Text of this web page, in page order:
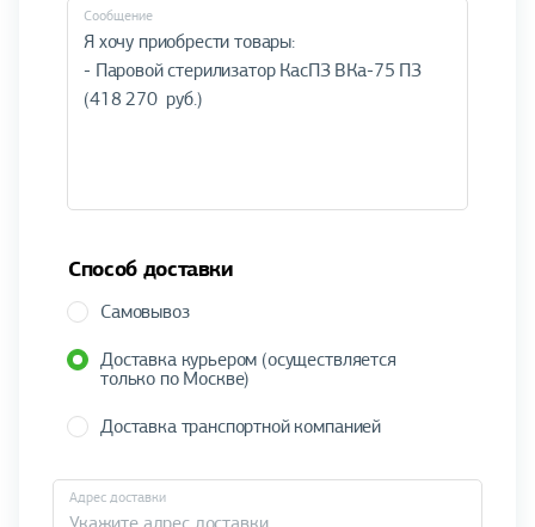
Cообщение
Способ доставки
Самовывоз
Доставка курьером (осуществляется
только по Москве)
Доставка транспортной компанией
Адрес доставки